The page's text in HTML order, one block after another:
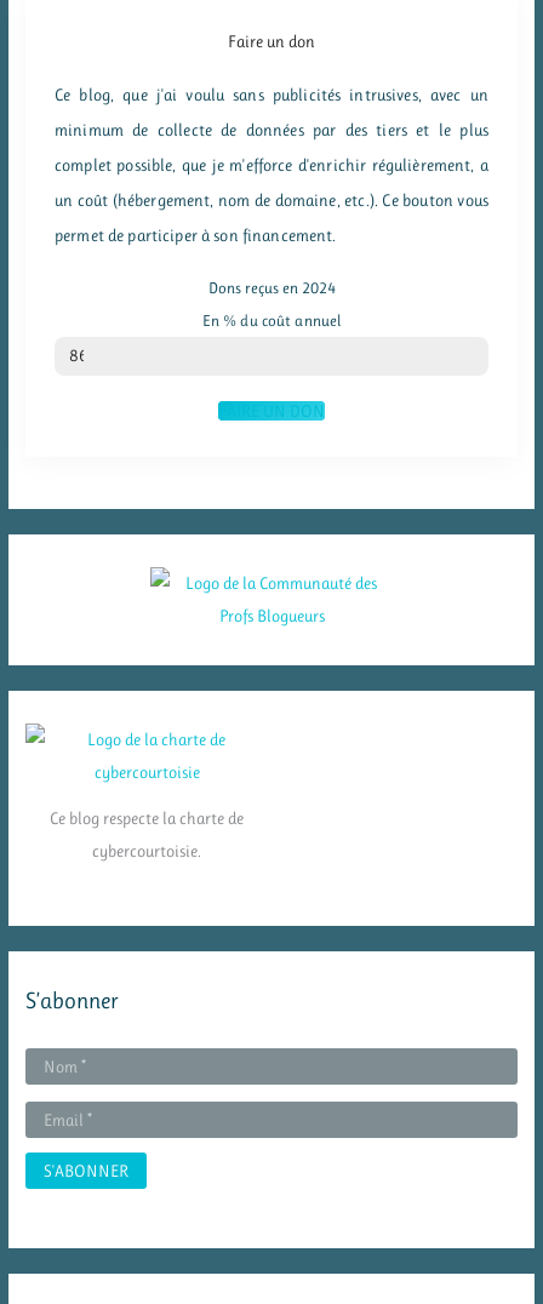
Faire un don
Ce blog, que j'ai voulu sans publicités intrusives, avec un
minimum de collecte de données par des tiers et le plus
complet possible, que je m'efforce d'enrichir régulièrement, a
un coût (hébergement, nom de domaine, etc.). Ce bouton vous
permet de participer à son financement.
Dons reçus en 2024
En % du coût annuel
% du coût annuel
86
FAIRE UN DON
Ce blog respecte la charte de
cybercourtoisie.
S’abonner